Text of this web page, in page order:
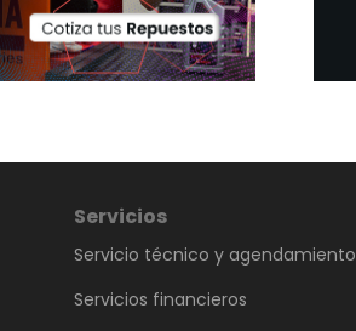
Servicios
Servicio técnico y agendamiento
Servicios financieros